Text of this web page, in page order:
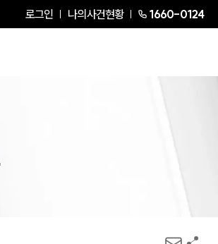
로그인 나의사건현황 1660-0124